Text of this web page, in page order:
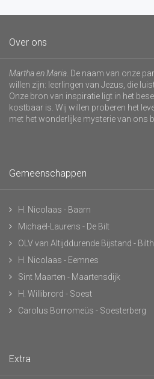
Over ons
Martha en Maria . De naam van onze
willen zijn: leerlingen van Jezus, die
Onze bron van inspiratie ligt in het
kostbaar is. Wij willen proberen het
met het wonderlijke mysterie van ons
Gemeenschappen
H. Nicolaas - Baarn
Michaël-Laurens - De Bilt
OLV van Altijddurende Bijstand -
H. Nicolaas - Eemnes
Sint Maarten - Maartensdijk
H. Willibrord - Soest
Carolus Borromeüs - Soesterberg
Extra